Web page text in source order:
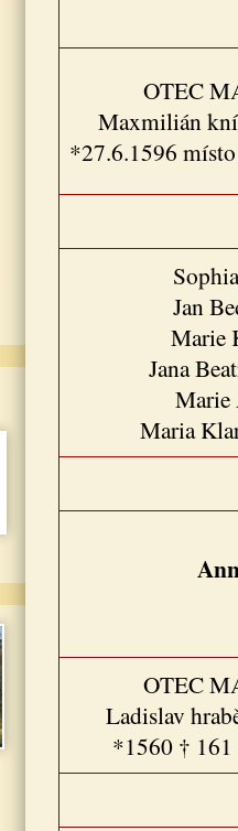
OTEC
Maxmilián
*27.6.1596
Jan
Marie
Jana
Marie
Maria
OTEC
Ladislav
*1560 †